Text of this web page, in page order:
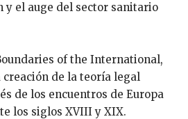
y el auge del sector sanitario
of the International,
creación de la teoría legal
de los encuentros de Europa
los siglos XVIII y XIX.